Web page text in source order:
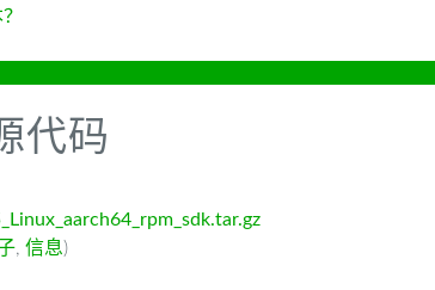
代码
, 信息)